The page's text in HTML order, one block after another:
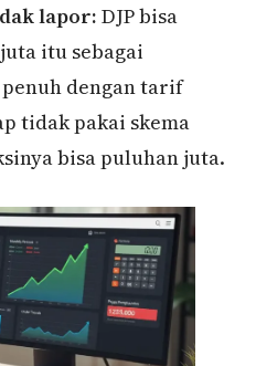
lapor: DJP bisa
itu sebagai
dengan tarif
tidak pakai skema
bisa puluhan juta.